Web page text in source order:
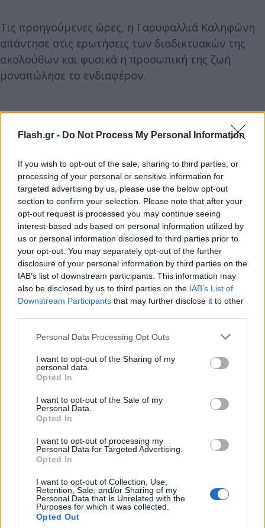
Flash.gr - Do Not Process My Personal Information
If you wish to opt-out of the sale, sharing to third parties, or
processing of your personal or sensitive information for
targeted advertising by us, please use the below opt-out
section to confirm your selection. Please note that after your
opt-out request is processed you may continue seeing
interest-based ads based on personal information utilized by
us or personal information disclosed to third parties prior to
your opt-out. You may separately opt-out of the further
disclosure of your personal information by third parties on the
IAB’s list of downstream participants. This information may
also be disclosed by us to third parties on the IAB’s List of
Downstream Participants that may further disclose it to other
Please note that this website/app uses one or more Google
not limited to your visit or usage behaviour. You may click to
grant or deny consent to Google and its third-party tags to
use your data for below specified purposes in below Google
consent section.
Personal Data Processing Opt Outs
I want to opt-out of the Sharing of my
personal data.
Opted In
I want to opt-out of the Sale of my
Personal Data.
Opted In
I want to opt-out of processing my
Personal Data for Targeted Advertising.
Opted In
I want to opt-out of Collection, Use,
Retention, Sale, and/or Sharing of my
Personal Data that Is Unrelated with the
Purposes for which it was collected.
Opted Out
Τις προηγούμενες ώρες, η Γαρυφαλλιά Καληφώνη
απάντησε στις ερωτήσεις των διαδικτυακών της
ακολούθων και φυσικά η προσωπική της ζωή
μονοπώλησε το ενδιαφέρον.
«Κολλητή πες τι τρέχει και με ποιον. Κάτι έχουμε
στο νου μας», ήταν η ερώτηση follower με το νεαρό
μοντέλο να απαντά με νόημα: «Θα σας πω όταν θα